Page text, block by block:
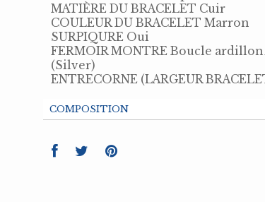
MATIÈRE DU BRACELET Cuir
COULEUR DU BRACELET Marron
SURPIQURE Oui
FERMOIR MONTRE Boucle
(Silver)
ENTRECORNE (LARGEUR
COMPOSITION